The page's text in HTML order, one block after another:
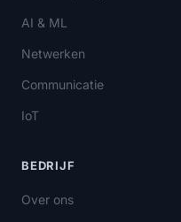
AI & ML
Netwerken
Communicatie
IoT
BEDRIJF
Over ons